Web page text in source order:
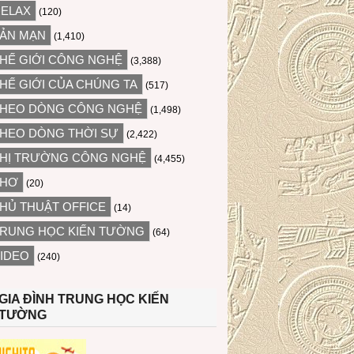
(120)
MẠN (1,410)
GIỚI CÔNG NGHỆ (3,388)
GIỚI CỦA CHÚNG TA (517)
DÒNG CÔNG NGHỆ (1,498)
DÒNG THỜI SỰ (2,422)
TRƯỜNG CÔNG NGHỆ (4,455)
(20)
THUẬT OFFICE (14)
HỌC KIẾN TƯỜNG (64)
(240)
ĐÌNH TRUNG HỌC KIẾN